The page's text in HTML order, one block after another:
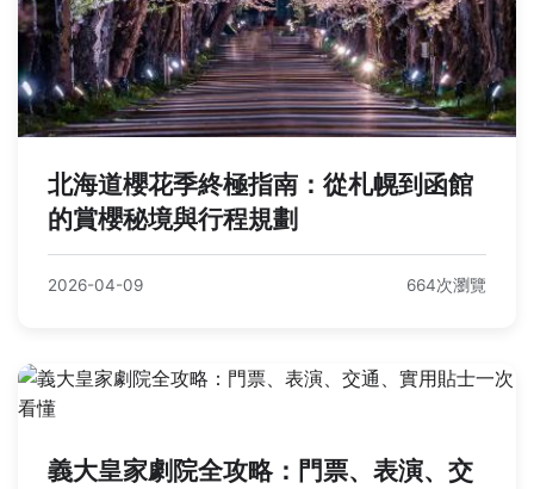
北海道櫻花季終極指南：從札幌到函館
的賞櫻秘境與行程規劃
2026-04-09 664次瀏覽
義大皇家劇院全攻略：門票、表演、交